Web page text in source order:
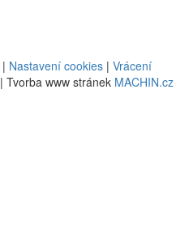
| Nastavení cookies | Vrácení
| Tvorba www stránek MACHIN.cz